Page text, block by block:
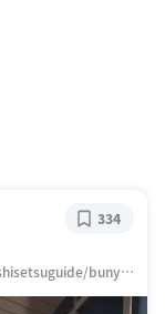
bunya/
334